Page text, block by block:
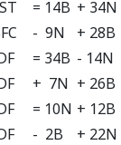
= 14B + 34N
- 9N + 28B
= 34B - 14N
+ 7N + 26B
= 10N + 12B
- 2B + 22N